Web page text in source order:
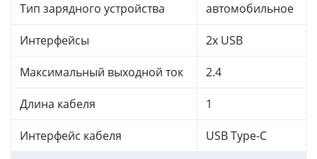
Тип зарядного устройства автомобильное
Интерфейсы 2x USB
Максимальный выходной ток 2.4
Длина кабеля 1
Интерфейс кабеля USB Type-C